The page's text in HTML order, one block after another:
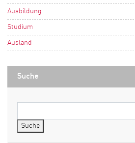
Ausbildung
Studium
Ausland
Suche
Suche